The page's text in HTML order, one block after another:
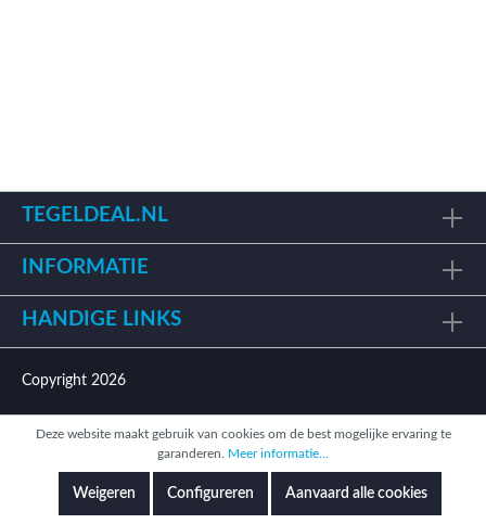
TEGELDEAL.NL
INFORMATIE
HANDIGE LINKS
Copyright 2026
Deze website maakt gebruik van cookies om de best mogelijke ervaring te
garanderen. Meer informatie...
Weigeren Configureren Aanvaard alle cookies